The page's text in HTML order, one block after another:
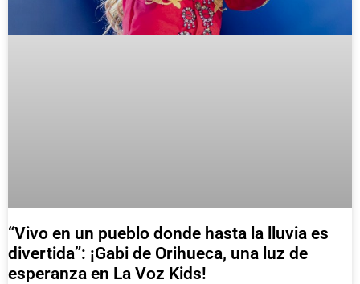
“Vivo en un pueblo donde hasta la lluvia es
divertida”: ¡Gabi de Orihueca, una luz de
esperanza en La Voz Kids!